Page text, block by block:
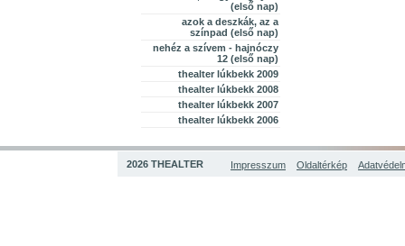
(első nap)
azok a deszkák, az a
színpad (első nap)
nehéz a szívem - hajnóczy
12 (első nap)
thealter lúkbekk 2009
thealter lúkbekk 2008
thealter lúkbekk 2007
thealter lúkbekk 2006
2026 THEALTER Impresszum Oldaltérkép